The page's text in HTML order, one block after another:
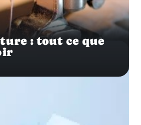
: tout ce que